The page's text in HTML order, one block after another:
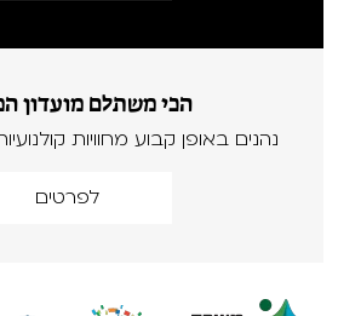
הכי משתלם מועדון
נהנים באופן קבוע מחוויות
לפרטים